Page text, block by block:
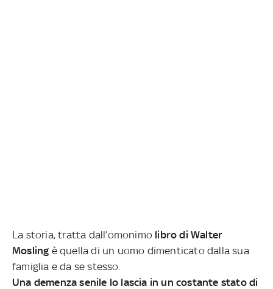
La storia, tratta dall’omonimo libro di Walter
Mosling è quella di un uomo dimenticato dalla sua
famiglia e da se stesso.
Una demenza senile lo lascia in un costante stato di